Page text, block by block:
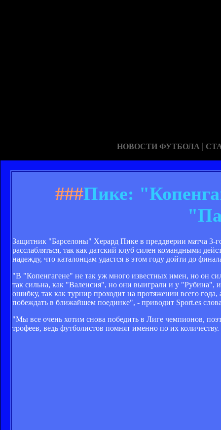
НОВОСТИ ФУТБОЛА |
###Пике:
Защитник "Барселоны" Херард Пике в преддверии матча 3-
расслабляться, так как датский клуб силен командными
надежду, что каталонцам удастся в этом году дойти до
"В "Копенгагене" не так уж много известных имен, но он
так сильна, как "Валенсия", но они выиграли и у
ошибку, так как турнир проходит на протяжении всего
побеждать в ближайшем поединке", - приводит Sport.es
"Мы все очень хотим снова победить в Лиге чемпионов,
трофеев, ведь футболистов помнят именно по их